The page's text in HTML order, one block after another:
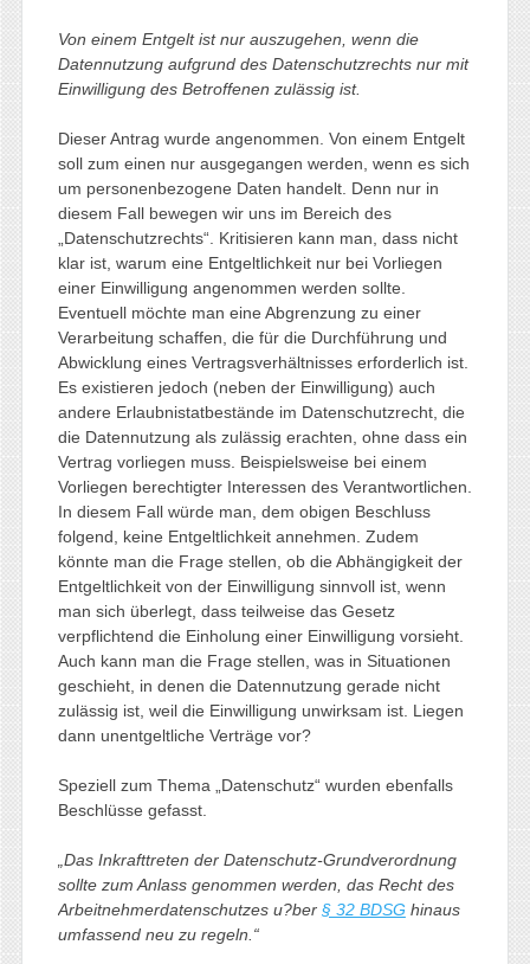
Von einem Entgelt ist nur auszugehen, wenn die
Datennutzung aufgrund des Datenschutzrechts nur mit
Einwilligung des Betroffenen zulässig ist.
Dieser Antrag wurde angenommen. Von einem Entgelt
soll zum einen nur ausgegangen werden, wenn es sich
um personenbezogene Daten handelt. Denn nur in
diesem Fall bewegen wir uns im Bereich des
„Datenschutzrechts“. Kritisieren kann man, dass nicht
klar ist, warum eine Entgeltlichkeit nur bei Vorliegen
einer Einwilligung angenommen werden sollte.
Eventuell möchte man eine Abgrenzung zu einer
Verarbeitung schaffen, die für die Durchführung und
Abwicklung eines Vertragsverhältnisses erforderlich ist.
Es existieren jedoch (neben der Einwilligung) auch
andere Erlaubnistatbestände im Datenschutzrecht, die
die Datennutzung als zulässig erachten, ohne dass ein
Vertrag vorliegen muss. Beispielsweise bei einem
Vorliegen berechtigter Interessen des Verantwortlichen.
In diesem Fall würde man, dem obigen Beschluss
folgend, keine Entgeltlichkeit annehmen. Zudem
könnte man die Frage stellen, ob die Abhängigkeit der
Entgeltlichkeit von der Einwilligung sinnvoll ist, wenn
man sich überlegt, dass teilweise das Gesetz
verpflichtend die Einholung einer Einwilligung vorsieht.
Auch kann man die Frage stellen, was in Situationen
geschieht, in denen die Datennutzung gerade nicht
zulässig ist, weil die Einwilligung unwirksam ist. Liegen
dann unentgeltliche Verträge vor?
Speziell zum Thema „Datenschutz“ wurden ebenfalls
Beschlüsse gefasst.
„Das Inkrafttreten der Datenschutz-Grundverordnung
sollte zum Anlass genommen werden, das Recht des
Arbeitnehmerdatenschutzes u?ber § 32 BDSG hinaus
umfassend neu zu regeln.“